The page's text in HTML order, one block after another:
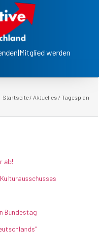
|Mitglied werden
Startseite / Aktuelles / Tagesplan
ab!
Bundestag